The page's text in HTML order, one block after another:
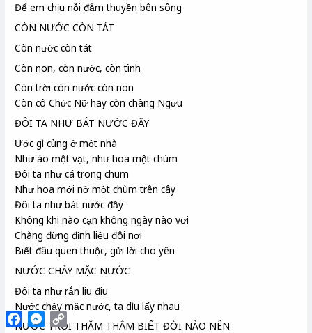
Để em chịu nỗi đắm thuyền bên sông
CÒN NƯỚC CÒN TÁT
Còn nước còn tát
Còn non, còn nước, còn tình
Còn trời còn nước còn non
Còn cô Chức Nữ hãy còn chàng Ngưu
ĐÔI TA NHƯ BÁT NƯỚC ĐẦY
Ước gì cùng ở một nhà
Như áo một vạt, như hoa một chùm
Đôi ta như cá trong chum
Như hoa mới nở một chùm trên cây
Đôi ta như bát nước đầy
Không khi nào cạn không ngày nào vơi
Chàng đừng định liệu đôi nơi
Biết đâu quen thuộc, gửi lời cho yên
NƯỚC CHẢY MẶC NƯỚC
Đôi ta như rắn liu điu
Nước chảy mặc nước, ta dìu lấy nhau
NƯỚC TRÔI THĂM THẲM BIẾT ĐỜI NÀO NÊN
FacebookMessenger
Copy
Link